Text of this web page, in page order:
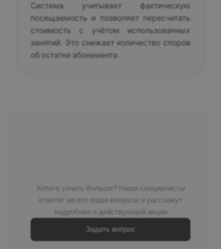
Система учитывает фактическую
посещаемость и позволяет пересчитать
стоимость с учётом использованных
занятий. Это снижает количество споров
об остатке абонемента.
Хотите узнать больше? Наши специалисты
ответят на все ваши вопросы и расскажут
подробнее о действующей акции
Задать вопрос